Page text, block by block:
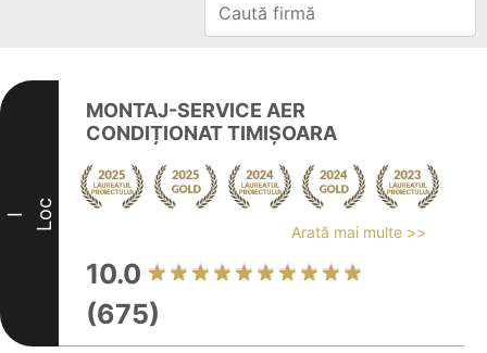
I Loc
MONTAJ-SERVICE AER
CONDIȚIONAT TIMIȘOARA
Arată mai multe >>
10.0
(675)